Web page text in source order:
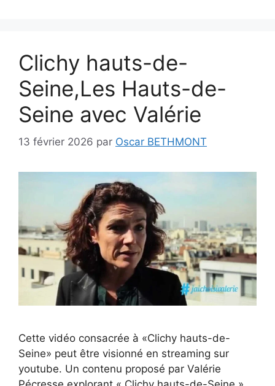
Clichy hauts-de-
Seine,Les Hauts-de-
Seine avec Valérie
13 février 2026 par Oscar BETHMONT
Cette vidéo consacrée à «Clichy hauts-de-
Seine» peut être visionné en streaming sur
youtube. Un contenu proposé par Valérie